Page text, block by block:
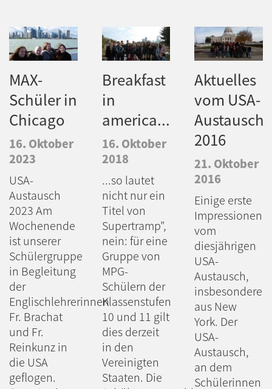
MAX-
Schüler in
Chicago
16. Oktober
2023
USA-
Austausch
2023 Am
Wochenende
ist unserer
Schülergruppe
in Begleitung
der
Englischlehrerinnen
Fr. Brachat
und Fr.
Reinkunz in
die USA
geflogen.
Breakfast
in
america...
16. Oktober
2018
...so lautet
nicht nur ein
Titel von
Supertramp",
nein: für eine
Gruppe von
MPG-
Schülern der
Klassenstufen
10 und 11 gilt
dies derzeit
in den
Vereinigten
Staaten. Die
Aktuelles
vom USA-
Austausch
2016
21. Oktober
2016
Einige erste
Impressionen
vom
diesjährigen
USA-
Austausch,
insbesondere
aus New
York. Der
USA-
Austausch,
an dem
Schülerinnen